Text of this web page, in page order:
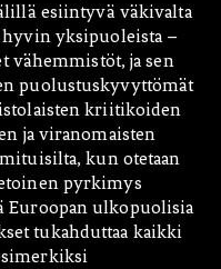
esiintyvä väkivalta
hyvin yksipuoleista –
vähemmistöt, ja sen
puolustuskyvyttömät
kriitikoiden
ja viranomaisten
kun otetaan
pyrkimys
Euroopan ulkopuolisia
tukahduttaa kaikki